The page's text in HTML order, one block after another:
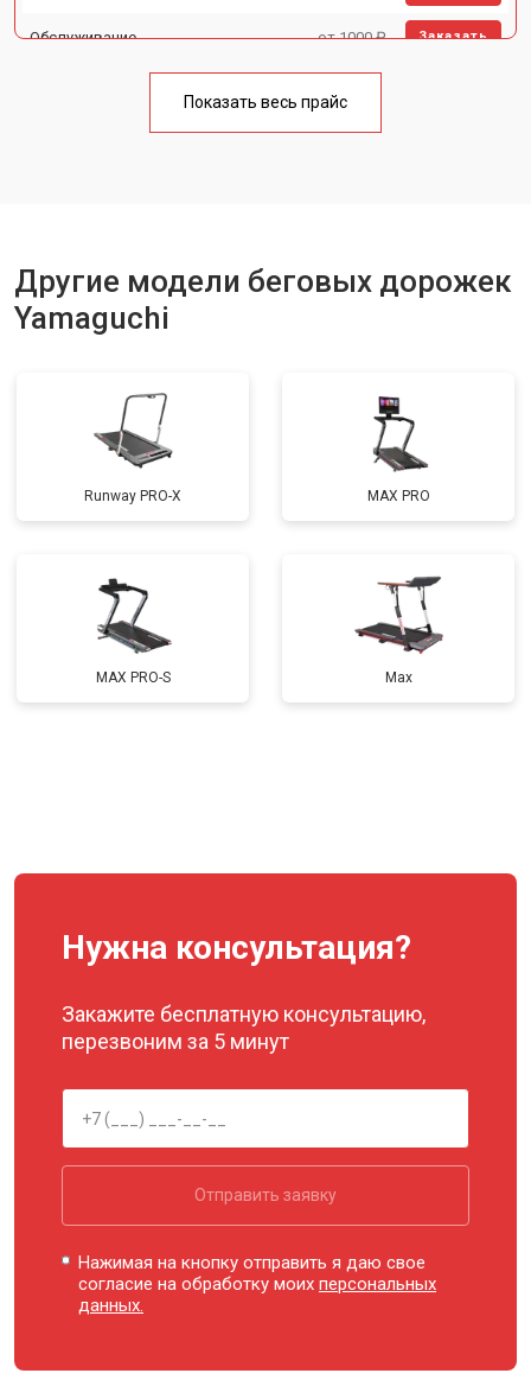
Обслуживание от 1000 ₽ Заказать
Замена блока питания от 1000 ₽
Показать весь прайс
Другие модели беговых дорожек
Yamaguchi
Runway PRO-X MAX PRO
MAX PRO-S Max
Нужна консультация?
Закажите бесплатную консультацию,
перезвоним за 5 минут
Отправить заявку
Нажимая на кнопку отправить я даю свое
согласие на обработку моихперсональных
данных.